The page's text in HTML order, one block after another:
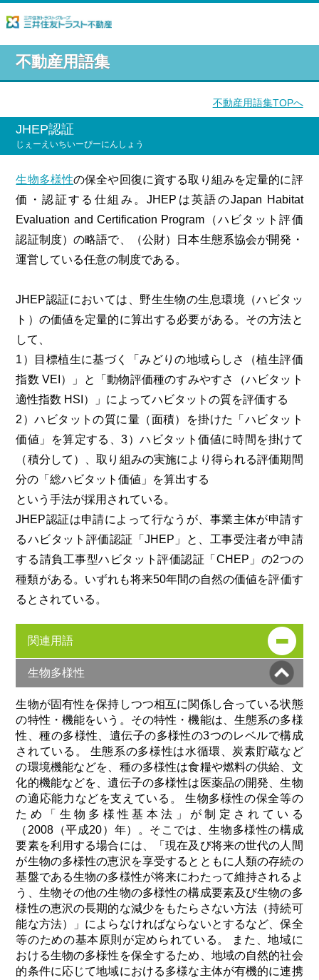
不動産用語集
不動産用語集TOPへ
JHEP認証
じぇーえいちいーぴーにんしょう
生物多様性の保全や回復に資する取り組みを定量的に評
価・認証する仕組み。JHEPは英語のJapan Habitat
Evaluation and Certification Program（ハビタット評価
認証制度）の略語で、（公財）日本生態系協会が開発・
運営している任意の制度である。
JHEP認証においては、野生生物の生息環境（ハビタッ
ト）の価値を定量的に算出する必要がある。その方法と
して、
1）目標植生に基づく「みどりの地域らしさ（植生評価
指数 VEI）」と「動物評価種のすみやすさ（ハビタット
適性指数 HSI）」によってハビタットの質を評価する
2）ハビタットの質に量（面積）を掛けた「ハビタット
価値」を算定する、3）ハビタット価値に時間を掛けて
（積分して）、取り組みの実施により得られる評価期間
分の「総ハビタット価値」を算出する
という手法が採用されている。
JHEP認証は申請によって行なうが、事業主体が申請す
るハビタット評価認証「JHEP」と、工事受注者が申請
する請負工事型ハビタット評価認証「CHEP」の2つの
種類がある。いずれも将来50年間の自然の価値を評価す
るとされている。
関連用語
生物多様性
生物が固有性を保持しつつ相互に関係し合っている状態
の特性・機能をいう。その特性・機能は、生態系の多様
性、種の多様性、遺伝子の多様性の3つのレベルで構成
されている。 生態系の多様性は水循環、炭素貯蔵など
の環境機能などを、種の多様性は食糧や燃料の供給、文
化的機能などを、遺伝子の多様性は医薬品の開発、生物
の適応能力などを支えている。 生物多様性の保全等の
ため「生物多様性基本法」が制定されている
（2008（平成20）年）。そこでは、生物多様性の構成
要素を利用する場合には、「現在及び将来の世代の人間
が生物の多様性の恵沢を享受するとともに人類の存続の
基盤である生物の多様性が将来にわたって維持されるよ
う、生物その他の生物の多様性の構成要素及び生物の多
様性の恵沢の長期的な減少をもたらさない方法（持続可
能な方法）」によらなければならないとするなど、保全
等のための基本原則が定められている。 また、地域に
おける生物の多様性を保全するため、地域の自然的社会
的条件に応じて地域における多様な主体が有機的に連携